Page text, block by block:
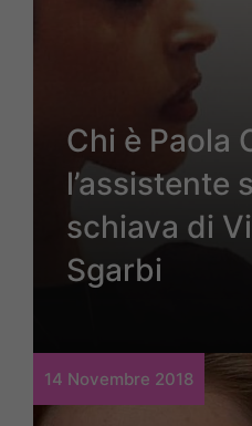
Chi è Paola
l’assistente
schiava di
Sgarbi
14 Novembre 2018